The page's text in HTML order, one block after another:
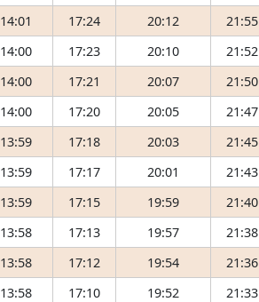
14:01 17:24 20:12 21:55
14:00 17:23 20:10 21:52
14:00 17:21 20:07 21:50
14:00 17:20 20:05 21:47
13:59 17:18 20:03 21:45
13:59 17:17 20:01 21:43
13:59 17:15 19:59 21:40
13:58 17:13 19:57 21:38
13:58 17:12 19:54 21:36
13:58 17:10 19:52 21:33